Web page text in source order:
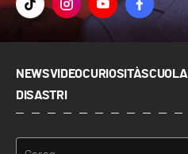
NEWSVIDEOCURIOSITÀSCUOLA
DISASTRI